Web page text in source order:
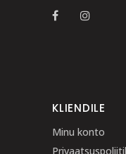
KLIENDILE
Minu konto